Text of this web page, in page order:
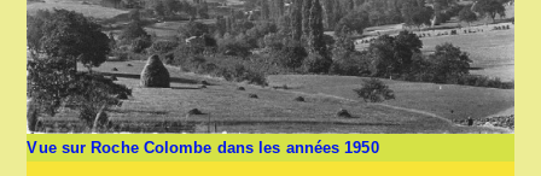
Vue sur Roche Colombe dans les années 1950